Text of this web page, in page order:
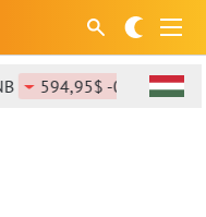
594,95$ -0,52%